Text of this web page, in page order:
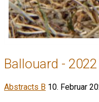
Ballouard - 2022
Abstracts B 10. Februar